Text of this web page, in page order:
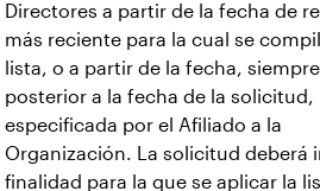
Directores a partir de la fecha de
más reciente para la cual se
lista, o a partir de la fecha,
posterior a la fecha de la solicitud,
especificada por el Afiliado a la
Organización. La solicitud deberá
finalidad para la que se aplicar la